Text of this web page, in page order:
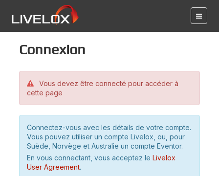
Connexion
Vous devez être connecté pour accéder à
cette page
Connectez-vous avec les détails de votre compte.
Vous pouvez utiliser un compte Livelox, ou, pour
Suède, Norvège et Australie un compte Eventor.
En vous connectant, vous acceptez le Livelox
User Agreement.